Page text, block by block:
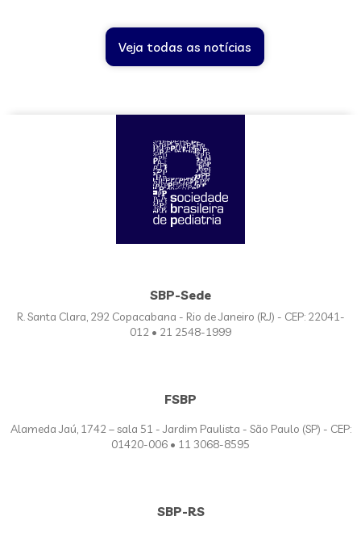
Veja todas as notícias
SBP-Sede
R. Santa Clara, 292 Copacabana - Rio de Janeiro (RJ) - CEP: 22041-
012 • 21 2548-1999
FSBP
Alameda Jaú, 1742 – sala 51 - Jardim Paulista - São Paulo (SP) - CEP:
01420-006 • 11 3068-8595
SBP-RS